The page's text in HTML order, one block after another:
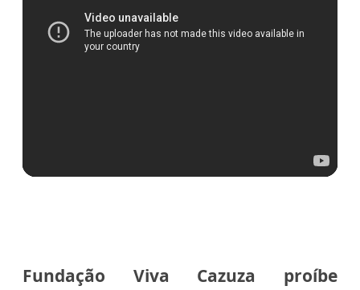
Fundação Viva Cazuza proíbe